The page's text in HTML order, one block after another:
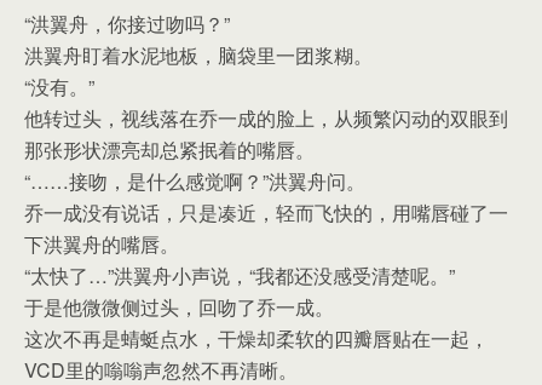
“洪翼舟，你接过吻吗？”
洪翼舟盯着水泥地板，脑袋里一团浆糊。
“没有。”
他转过头，视线落在乔一成的脸上，从频繁闪动的双眼到
那张形状漂亮却总紧抿着的嘴唇。
“……接吻，是什么感觉啊？”洪翼舟问。
乔一成没有说话，只是凑近，轻而飞快的，用嘴唇碰了一
下洪翼舟的嘴唇。
“太快了…”洪翼舟小声说，“我都还没感受清楚呢。”
于是他微微侧过头，回吻了乔一成。
这次不再是蜻蜓点水，干燥却柔软的四瓣唇贴在一起，
VCD里的嗡嗡声忽然不再清晰。